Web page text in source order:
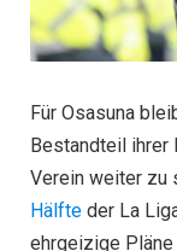
Für Osasuna
Bestandteil ihrer
Verein weiter zu
Hälfte der La
ehrgeizige Pläne